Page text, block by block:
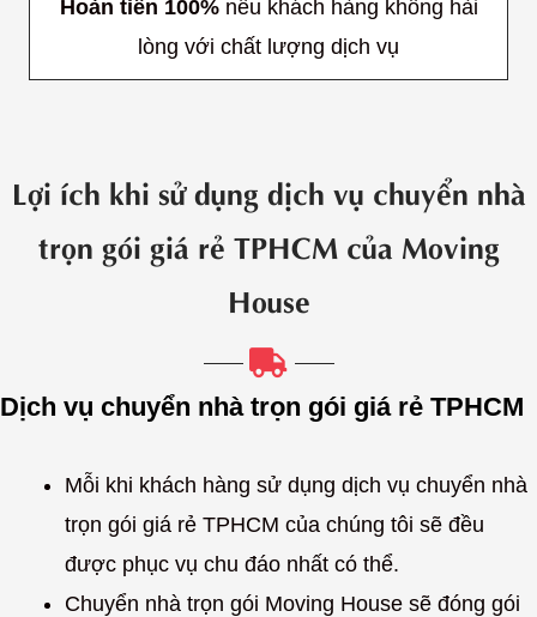
Hoàn tiền 100%nếu khách hàng không hài
lòng với chất lượng dịch vụ
Lợi ích khi sử dụng dịch vụ chuyển nhà
trọn gói giá rẻ TPHCM của Moving
House
Dịch vụ chuyển nhà trọn gói giá rẻ TPHCM
Mỗi khi khách hàng sử dụng dịch vụ chuyển nhà
trọn gói giá rẻ TPHCM của chúng tôi sẽ đều
được phục vụ chu đáo nhất có thể.
Chuyển nhà trọn gói Moving House sẽ đóng gói